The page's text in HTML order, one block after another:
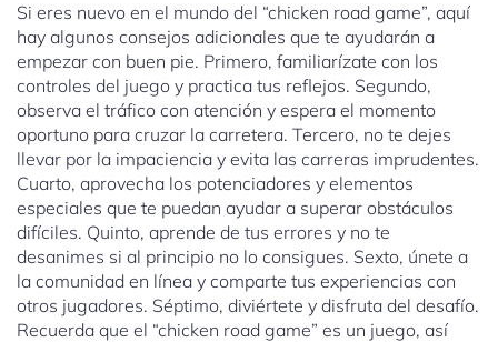
Si eres nuevo en el mundo del “chicken road game”, aquí
hay algunos consejos adicionales que te ayudarán a
empezar con buen pie. Primero, familiarízate con los
controles del juego y practica tus reflejos. Segundo,
observa el tráfico con atención y espera el momento
oportuno para cruzar la carretera. Tercero, no te dejes
llevar por la impaciencia y evita las carreras imprudentes.
Cuarto, aprovecha los potenciadores y elementos
especiales que te puedan ayudar a superar obstáculos
difíciles. Quinto, aprende de tus errores y no te
desanimes si al principio no lo consigues. Sexto, únete a
la comunidad en línea y comparte tus experiencias con
otros jugadores. Séptimo, diviértete y disfruta del desafío.
Recuerda que el “chicken road game” es un juego, así